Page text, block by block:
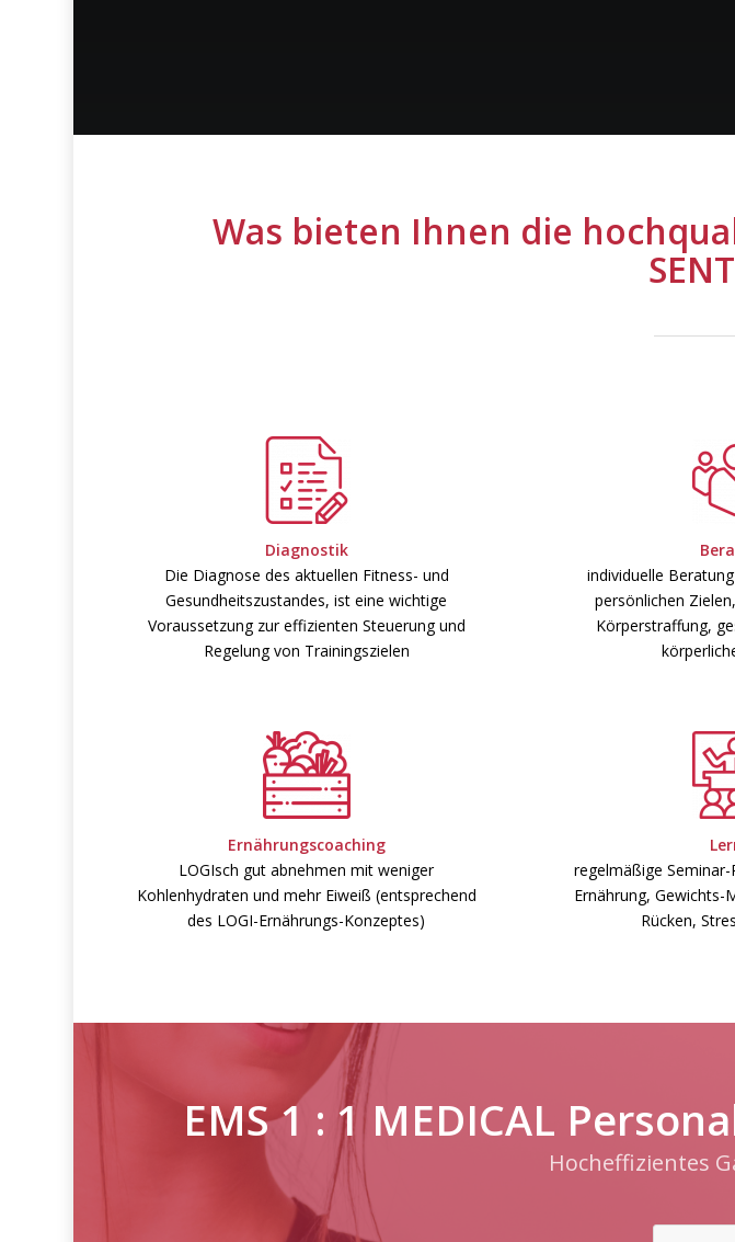
Was bieten Ihnen die
Diagnostik
Die Diagnose des aktuellen Fitness- und
Gesundheitszustandes, ist eine wichtige
Voraussetzung zur effizienten Steuerung und
Regelung von Trainingszielen
individuelle
persönlichen
Körperstraffung,
Ernährungscoaching
LOGIsch gut abnehmen mit weniger
Kohlenhydraten und mehr Eiweiß (entsprechend
des LOGI-Ernährungs-Konzeptes)
regelmäßige
Ernährung, Gewichts-
Rücken,
EMS 1 : 1 MEDICAL
Hocheffizientes